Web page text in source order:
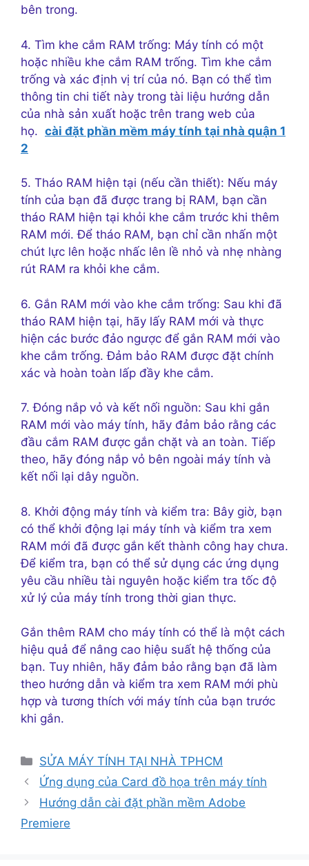
bên trong.
4. Tìm khe cắm RAM trống: Máy tính có một
hoặc nhiều khe cắm RAM trống. Tìm khe cắm
trống và xác định vị trí của nó. Bạn có thể tìm
thông tin chi tiết này trong tài liệu hướng dẫn
của nhà sản xuất hoặc trên trang web của
họ. cài đặt phần mềm máy tính tại nhà quận 1
2
5. Tháo RAM hiện tại (nếu cần thiết): Nếu máy
tính của bạn đã được trang bị RAM, bạn cần
tháo RAM hiện tại khỏi khe cắm trước khi thêm
RAM mới. Để tháo RAM, bạn chỉ cần nhấn một
chút lực lên hoặc nhấc lên lề nhỏ và nhẹ nhàng
rút RAM ra khỏi khe cắm.
6. Gắn RAM mới vào khe cắm trống: Sau khi đã
tháo RAM hiện tại, hãy lấy RAM mới và thực
hiện các bước đảo ngược để gắn RAM mới vào
khe cắm trống. Đảm bảo RAM được đặt chính
xác và hoàn toàn lấp đầy khe cắm.
7. Đóng nắp vỏ và kết nối nguồn: Sau khi gắn
RAM mới vào máy tính, hãy đảm bảo rằng các
đầu cắm RAM được gắn chặt và an toàn. Tiếp
theo, hãy đóng nắp vỏ bên ngoài máy tính và
kết nối lại dây nguồn.
8. Khởi động máy tính và kiểm tra: Bây giờ, bạn
có thể khởi động lại máy tính và kiểm tra xem
RAM mới đã được gắn kết thành công hay chưa.
Để kiểm tra, bạn có thể sử dụng các ứng dụng
yêu cầu nhiều tài nguyên hoặc kiểm tra tốc độ
xử lý của máy tính trong thời gian thực.
Gắn thêm RAM cho máy tính có thể là một cách
hiệu quả để nâng cao hiệu suất hệ thống của
bạn. Tuy nhiên, hãy đảm bảo rằng bạn đã làm
theo hướng dẫn và kiểm tra xem RAM mới phù
hợp và tương thích với máy tính của bạn trước
khi gắn.
Danh
mục
SỬA MÁY TÍNH TẠI NHÀ TPHCM
Ứng dụng của Card đồ họa trên máy tính
Hướng dẫn cài đặt phần mềm Adobe
Premiere